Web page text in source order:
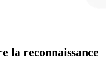
la reconnaissance